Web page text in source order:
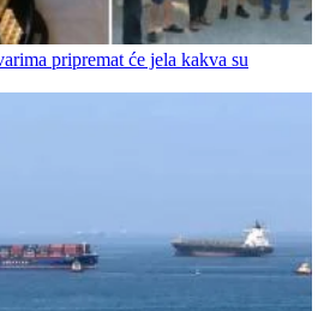
pripremat će jela kakva su